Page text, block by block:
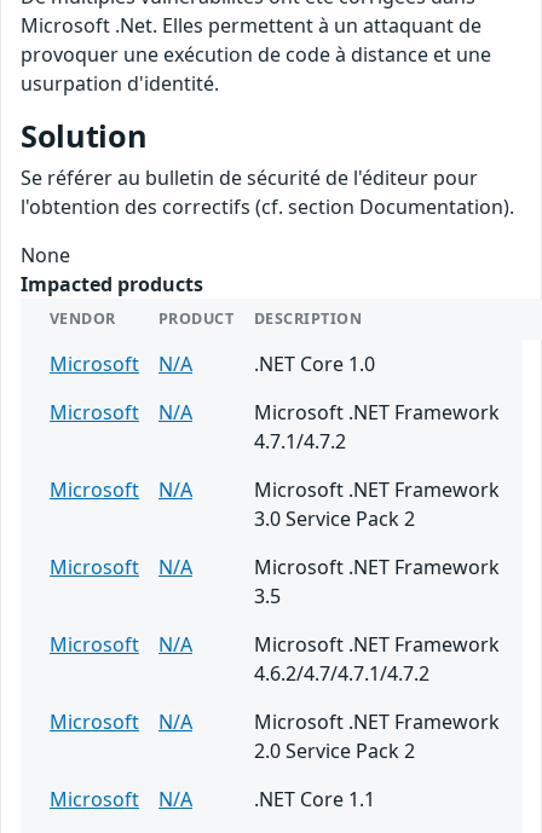
Microsoft .Net. Elles permettent à un attaquant de
provoquer une exécution de code à distance et une
usurpation d'identité.
Solution
Se référer au bulletin de sécurité de l'éditeur pour
l'obtention des correctifs (cf. section Documentation).
None
Impacted products
VENDOR PRODUCT DESCRIPTION
Microsoft N/A
.NET Core 1.0
Microsoft
N/A
Microsoft .NET Framework
4.7.1/4.7.2
Microsoft
N/A
Microsoft .NET Framework
3.0 Service Pack 2
Microsoft
N/A
Microsoft .NET Framework
3.5
Microsoft
N/A
Microsoft .NET Framework
4.6.2/4.7/4.7.1/4.7.2
Microsoft
N/A
Microsoft .NET Framework
2.0 Service Pack 2
Microsoft
N/A
.NET Core 1.1